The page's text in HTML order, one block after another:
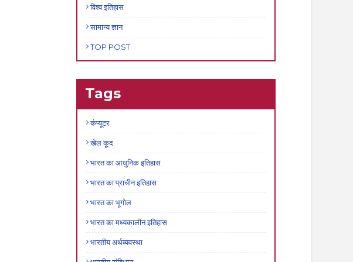
विश्व इतिहास
सामान्य ज्ञान
TOP POST
Tags
कंप्यूटर
खेल कूद
भारत का आधुनिक इतिहास
भारत का प्राचीन इतिहास
भारत का भूगोल
भारत का मध्यकालीन इतिहास
भारतीय अर्थव्यवस्था